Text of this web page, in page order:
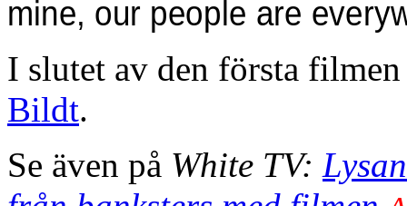
mine, our people are
I slutet av den första
Bildt.
Se även på White TV: